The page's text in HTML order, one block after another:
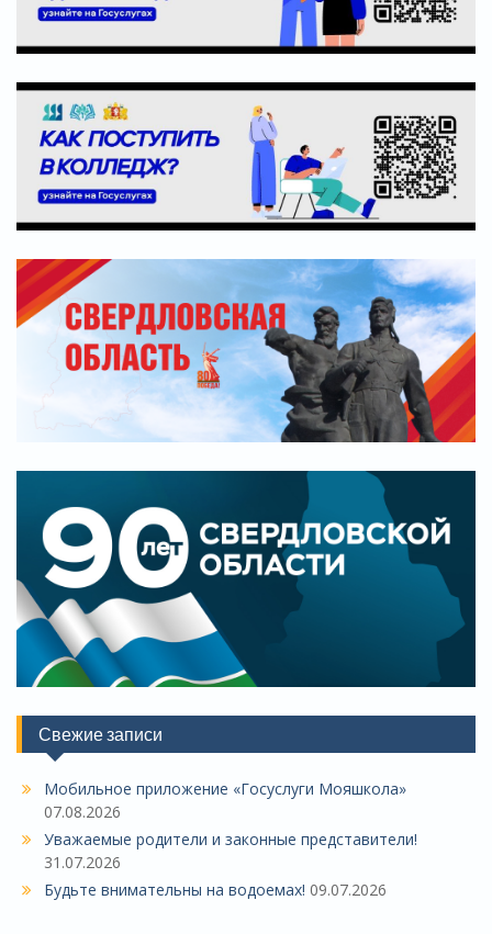
Свежие записи
Мобильное приложение «Госуслуги Мояшкола»
07.08.2026
Уважаемые родители и законные представители!
31.07.2026
Будьте внимательны на водоемах! 09.07.2026